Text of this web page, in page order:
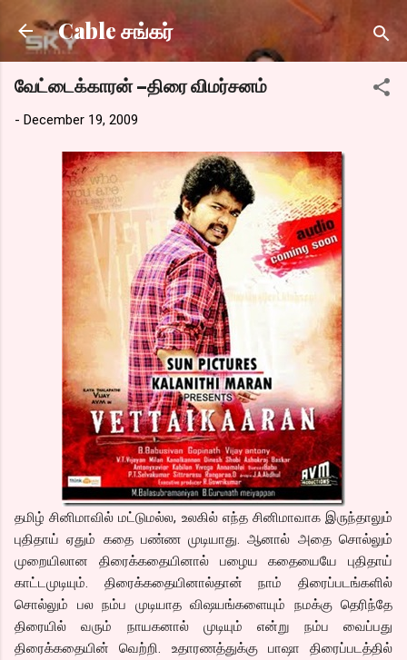
Skip to main content
Cable சங்கர்
வேட்டைக்காரன் –திரை விமர்சனம்
- December 19, 2009
தமிழ் சினிமாவில் மட்டுமல்ல, உலகில் எந்த சினிமாவாக இருந்தாலும்
புதிதாய் ஏதும் கதை பண்ண முடியாது. ஆனால் அதை சொல்லும்
முறையிலான திரைக்கதையினால் பழைய கதையையே புதிதாய்
காட்டமுடியும். திரைக்கதையினால்தான் நாம் திரைப்படங்களில்
சொல்லும் பல நம்ப முடியாத விஷயங்களையும் நமக்கு தெரிந்தே
திரையில் வரும் நாயகனால் முடியும் என்று நம்ப வைப்பது
திரைக்கதையின் வெற்றி. உதாரணத்துக்கு பாஷா திரைப்படத்தில்